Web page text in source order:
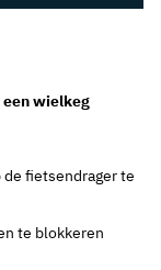
wielkeg
fietsendrager te
te blokkeren